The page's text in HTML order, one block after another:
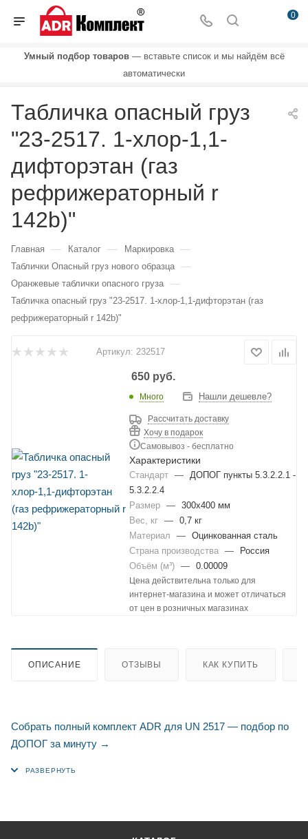
0
Умный подбор товаров— вставьте список и мы найдём всё
автоматически
Табличка опасный груз
"23-2517. 1-хлор-1,1-
дифторэтан (газ
рефрижераторный r
142b)"
Главная — Каталог — Маркировка —
Таблички Опасный груз нового образца —
Оранжевые таблички опасного груза —
Табличка опасный груз "23-2517. 1-хлор-1,1-дифторэтан (газ
рефрижераторный r 142b)"
Артикул: 232517
650руб.
Много Нашли дешевле?
Рассчитать доставку
Хочу в подарок
Самовывоз - бесплатно
Характеристики
Стандарт —
ДОПОГ пункты 5.3.2.2.1 -
5.3.2.2.4
Размер —
300х400 мм
Вес, кг —
0,7 кг
Материал
—
Оцинкованная сталь
Страна производства —
Россия
Объём (м³) — 0.00009
Цена действительна только для
интернет-магазина и может отличаться
от цен в розничных магазинах
ОПИСАНИЕ ОТЗЫВЫ КАК КУПИТЬ
Собрать полный комплект ADR для UN 2517 — подбор по
ДОПОГ за минуту →